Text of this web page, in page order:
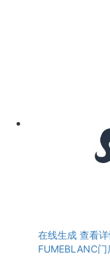
在线生成 查看
FUMEBLANC